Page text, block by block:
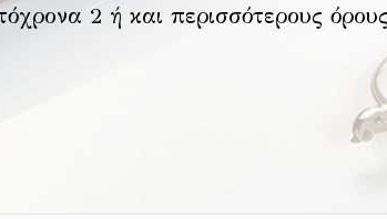
2 ή και περισσότερους